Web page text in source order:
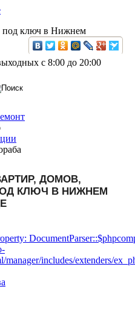
под ключ в Нижнем
с 8:00 до 20:00
manager/includes/extenders/
ДОМОВ,
КЛЮЧ В НИЖНЕМ